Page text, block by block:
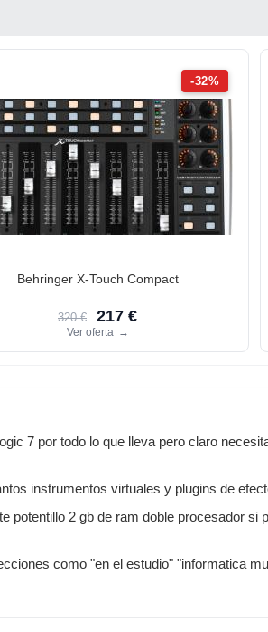
-32%
Behringer X-Touch Compact
320 € 217 €
Ver oferta →
7 por todo lo que lleva pero claro
instrumentos virtuales y plugins de
potentillo 2 gb de ram doble procesador
como "en el estudio" "informatica